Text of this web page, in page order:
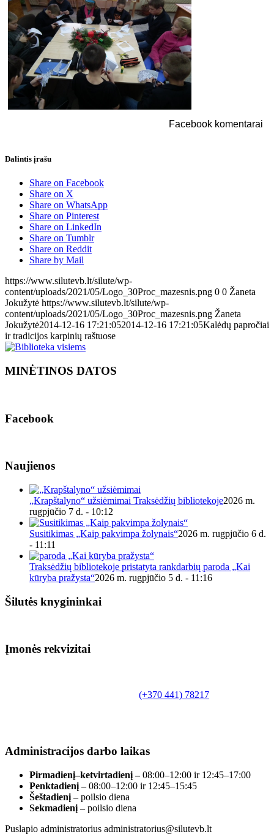
Facebook komentarai
Dalintis įrašu
Share on Facebook
Share on X
Share on WhatsApp
Share on Pinterest
Share on LinkedIn
Share on Tumblr
Share on Reddit
Share by Mail
https://www.silutevb.lt/silute/wp-
content/uploads/2021/05/Logo_30Proc_mazesnis.png 0 0 Žaneta
Jokužytė https://www.silutevb.lt/silute/wp-
content/uploads/2021/05/Logo_30Proc_mazesnis.png Žaneta
Jokužytė2014-12-16 17:21:052014-12-16 17:21:05Kalėdų papročiai
ir tradicijos karpinių raštuose
MINĖTINOS DATOS
Facebook
Naujienos
„Krapštalyno“ užsiėmimai Traksėdžių bibliotekoje2026 m.
rugpjūčio 7 d. - 10:12
Susitikimas „Kaip pakvimpa žolynais“2026 m. rugpjūčio 6 d.
- 11:11
Traksėdžių bibliotekoje pristatyta rankdarbių paroda „Kai
kūryba pražysta“2026 m. rugpjūčio 5 d. - 11:16
Šilutės knygininkai
Įmonės rekvizitai
(+370 441) 78217
Administracijos darbo laikas
Pirmadienį–ketvirtadienį –08:00–12:00 ir 12:45–17:00
Penktadienį –08:00–12:00 ir 12:45–15:45
Šeštadienį –poilsio diena
Sekmadienį –poilsio diena
Puslapio administratorius administratorius@silutevb.lt